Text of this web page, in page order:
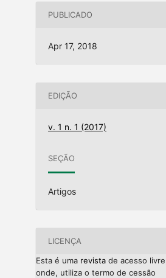
PUBLICADO
Apr 17, 2018
EDIÇÃO
v. 1 n. 1 (2017)
SEÇÃO
Artigos
LICENÇA
Esta é uma revista de acesso
onde, utiliza o termo de cessão